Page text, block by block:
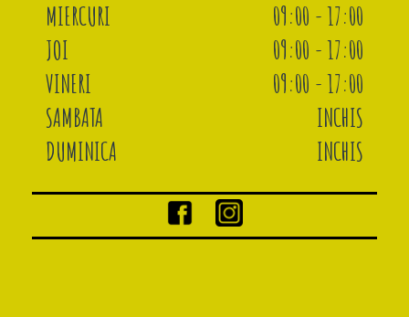
MIERCURI
09:00 - 17:00
JOI
09:00 - 17:00
VINERI
09:00 - 17:00
SAMBATA
INCHIS
DUMINICA
INCHIS